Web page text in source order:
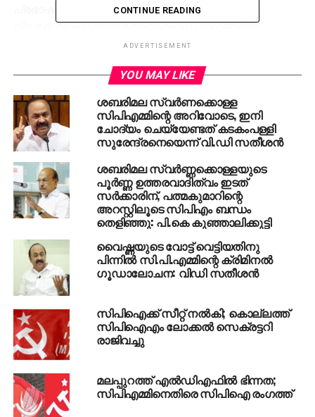
പ്രഭാഷണം അവതരിപ്പിക്കാനിരുന്നത്. എന്നാല്‍
വിലക്കേര്‍പ്പെടുത്തിയതോടെ വിവിധ ഭാഗങ്ങളില്‍
വി.സിക്കെതിരെ പ്രതിഷേധമുയര്‍ന്നിട്ടുണ്ട്.
മുന്നറിയിപ്പില്ലാതെ വിലക്കേര്‍പ്പെടുത്തിയവിസിയുടെ
നിലപാട് ന്യായീകരിക്കാവുന്നതല്ലെന്ന്്
പ്രതിഷേധകര്‍ പറയുന്നത്. വിസിയുടെ നടപടിയെ
അപലപിച്ച് എഴുത്തുകാരും ചിന്തകരും രംഗത്തുവന്നു.
ആര്‍എസ്എസിന്റെയും മറ്റ് അനുബന്ധ
സംഘടനകളുടെയും ഭീഷണിക്ക് വഴങ്ങി ഇത്തരം
നീക്കങ്ങളിലേക്ക് പോകരുതെന്ന് വിദ്യാര്‍ത്ഥികളും
ആവശ്യപ്പെട്ടു.
CPM RSS SITARAM YECHURY
UP NEXT
മലപ്പുറം ഉപതെരഞ്ഞെടുപ്പ്: ‘പൊതുസമ്മതര്‍’
തടിയൂരുന്നു; ഇടതുമുന്നണിയില്‍ ആശയകുഴപ്പം
രൂക്ഷം
DON'T MISS
‘കാമ്പസുകളില്‍ എസ്എഫ്‌ഐയെ
ഒറ്റപ്പെടുത്താന്‍ ശ്രമം’ എഐഎസ്എഫിനെ
CONTINUE READING
ADVERTISEMENT
YOU MAY LIKE
ശബരിമല സ്വര്‍ണക്കൊള്ള
സിപിഎമ്മിന്റെ അറിവോടെ, ഇനി
ചോദ്യം ചെയ്യേണ്ടത് കടകംപള്ളി
സുരേന്ദ്രനെയെന്ന് വി.ഡി സതീശന്‍
ശബരിമല സ്വര്‍ണ്ണക്കൊള്ളയുടെ
പൂര്‍ണ്ണ ഉത്തരവാദിത്വം ഇടത്
സര്‍ക്കാരിന്, പത്മകുമാറിന്റെ
അറസ്റ്റിലൂടെ സിപിഎം ബന്ധം
തെളിഞ്ഞു: പി.കെ കുഞ്ഞാലിക്കുട്ടി
വൈഷ്ണയുടെ വോട്ട് വെട്ടിയതിനു
പിന്നില്‍ സി.പി.എമ്മിന്റെ ക്രിമിനല്‍
ഗൂഡാലോചന: വിഡി സതീശന്‍
സിപിഐക്ക് സീറ്റ് നല്‍കി; കൊല്ലത്ത്
സിപിഐഎം ലോക്കല്‍ സെക്രട്ടറി
രാജിവച്ചു
മലപ്പുറത്ത് എല്‍ഡിഎഫില്‍ ഭിന്നത;
സിപിഎമ്മിനെതിരെ സിപിഐ രംഗത്ത്